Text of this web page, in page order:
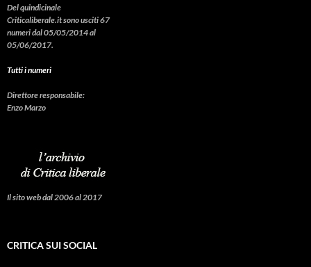
Del quindicinale
Criticaliberale.it sono usciti 67
numeri dal 05/05/2014 al
05/06/2017.
Tutti i numeri
Direttore responsabile:
Enzo Marzo
Il sito web dal 2006 al 2017
CRITICA SUI SOCIAL